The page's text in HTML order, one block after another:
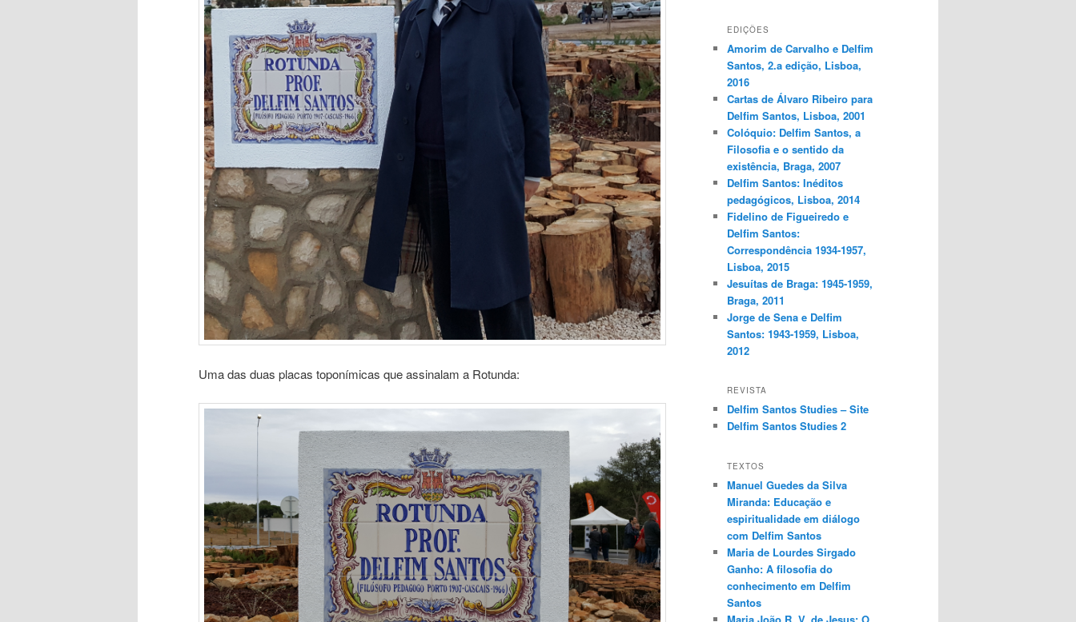
Uma das duas placas toponímicas que assinalam a Rotunda:
EDIÇÕES
Amorim de Carvalho e Delfim
Santos, 2.a edição, Lisboa,
2016
Cartas de Álvaro Ribeiro para
Delfim Santos, Lisboa, 2001
Colóquio: Delfim Santos, a
Filosofia e o sentido da
existência, Braga, 2007
Delfim Santos: Inéditos
pedagógicos, Lisboa, 2014
Fidelino de Figueiredo e
Delfim Santos:
Correspondência 1934-1957,
Lisboa, 2015
Jesuítas de Braga: 1945-1959,
Braga, 2011
Jorge de Sena e Delfim
Santos: 1943-1959, Lisboa,
2012
REVISTA
Delfim Santos Studies – Site
Delfim Santos Studies 2
TEXTOS
Manuel Guedes da Silva
Miranda: Educação e
espiritualidade em diálogo
com Delfim Santos
Maria de Lourdes Sirgado
Ganho: A filosofia do
conhecimento em Delfim
Santos